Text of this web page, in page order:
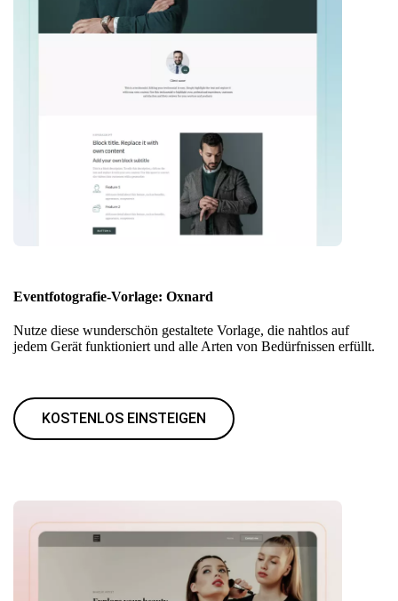
Eventfotografie-Vorlage: Oxnard
Nutze diese wunderschön gestaltete Vorlage, die nahtlos auf
jedem Gerät funktioniert und alle Arten von Bedürfnissen erfüllt.
KOSTENLOS EINSTEIGEN